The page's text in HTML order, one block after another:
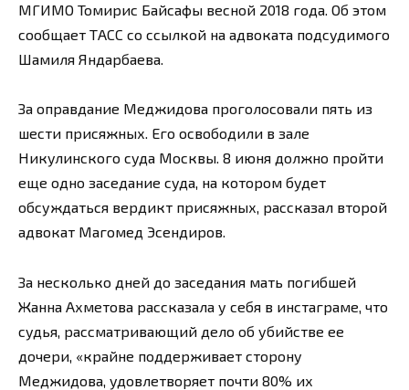
МГИМО Томирис Байсафы весной 2018 года. Об этом
сообщает ТАСС со ссылкой на адвоката подсудимого
Шамиля Яндарбаева.
За оправдание Меджидова проголосовали пять из
шести присяжных. Его освободили в зале
Никулинского суда Москвы. 8 июня должно пройти
еще одно заседание суда, на котором будет
обсуждаться вердикт присяжных, рассказал второй
адвокат Магомед Эсендиров.
За несколько дней до заседания мать погибшей
Жанна Ахметова рассказала у себя в инстаграме, что
судья, рассматривающий дело об убийстве ее
дочери, «крайне поддерживает сторону
Меджидова, удовлетворяет почти 80% их